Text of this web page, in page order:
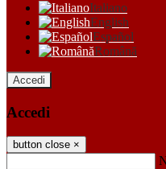
Italiano
English
Español
Română
Accedi
Accedi
button close ×